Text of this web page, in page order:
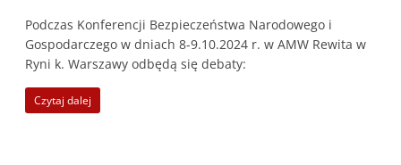
Podczas Konferencji Bezpieczeństwa Narodowego i
Gospodarczego w dniach 8-9.10.2024 r. w AMW Rewita w
Ryni k. Warszawy odbędą się debaty:
Czytaj dalej